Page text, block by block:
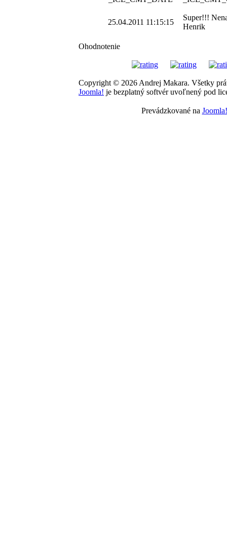
25.04.2011 11:15:15
Super!!!
Henrik
Ohodnotenie
Copyright © 2026 Andrej Makara. Všetky
Joomla! je bezplatný softvér uvoľnený pod
Prevádzkované na Joomla!